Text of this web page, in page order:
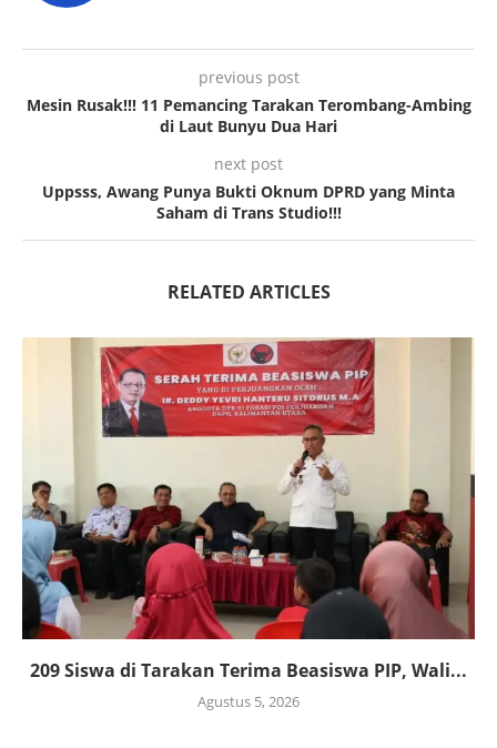
previous post
Mesin Rusak!!! 11 Pemancing Tarakan Terombang-Ambing
di Laut Bunyu Dua Hari
next post
Uppsss, Awang Punya Bukti Oknum DPRD yang Minta
Saham di Trans Studio!!!
RELATED ARTICLES
209 Siswa di Tarakan Terima Beasiswa PIP, Wali...
Agustus 5, 2026